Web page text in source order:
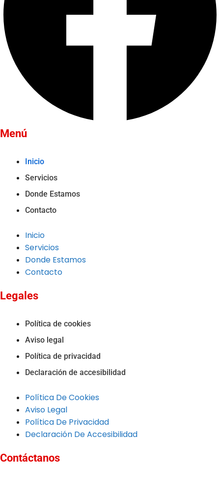
Menú
Inicio
Servicios
Donde Estamos
Contacto
Inicio
Servicios
Donde Estamos
Contacto
Legales
Política de cookies
Aviso legal
Política de privacidad
Declaración de accesibilidad
Política De Cookies
Aviso Legal
Política De Privacidad
Declaración De Accesibilidad
Contáctanos